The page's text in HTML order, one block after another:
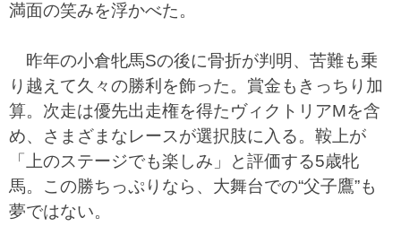
満面の笑みを浮かべた。
昨年の小倉牝馬Sの後に骨折が判明、苦難も乗
り越えて久々の勝利を飾った。賞金もきっちり加
算。次走は優先出走権を得たヴィクトリアMを含
め、さまざまなレースが選択肢に入る。鞍上が
「上のステージでも楽しみ」と評価する5歳牝
馬。この勝ちっぷりなら、大舞台での“父子鷹”も
夢ではない。